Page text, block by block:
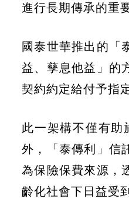
進行長期傳承的重
國泰世華推出的「
益、孳息他益」的
契約約定給付予指
此一架構不僅有助
外，「泰傳利」信
為保險保費來源，
齡化社會下日益受